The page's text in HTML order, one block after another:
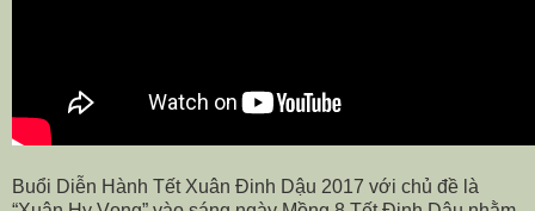
Buổi Diễn Hành Tết Xuân Đinh Dậu 2017 với chủ đề là